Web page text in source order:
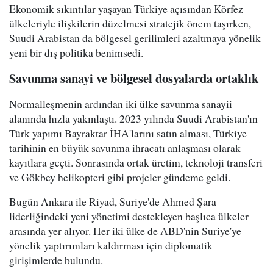
Ekonomik sıkıntılar yaşayan Türkiye açısından Körfez
ülkeleriyle ilişkilerin düzelmesi stratejik önem taşırken,
Suudi Arabistan da bölgesel gerilimleri azaltmaya yönelik
yeni bir dış politika benimsedi.
Savunma sanayi ve bölgesel dosyalarda ortaklık
Normalleşmenin ardından iki ülke savunma sanayii
alanında hızla yakınlaştı. 2023 yılında Suudi Arabistan'ın
Türk yapımı Bayraktar İHA'larını satın alması, Türkiye
tarihinin en büyük savunma ihracatı anlaşması olarak
kayıtlara geçti. Sonrasında ortak üretim, teknoloji transferi
ve Gökbey helikopteri gibi projeler gündeme geldi.
Bugün Ankara ile Riyad, Suriye'de Ahmed Şara
liderliğindeki yeni yönetimi destekleyen başlıca ülkeler
arasında yer alıyor. Her iki ülke de ABD'nin Suriye'ye
yönelik yaptırımları kaldırması için diplomatik
girişimlerde bulundu.